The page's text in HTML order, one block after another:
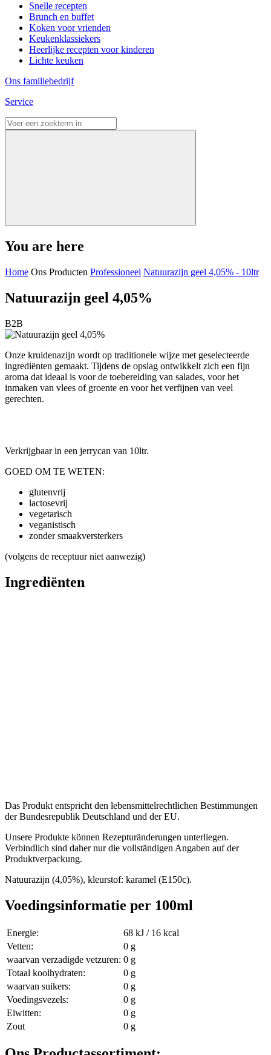
Snelle recepten
Brunch en buffet
Koken voor vrienden
Keukenklassiekers
Heerlijke recepten voor kinderen
Lichte keuken
Ons familiebedrijf
Service
You are here
Home Ons Producten Professioneel Natuurazijn geel 4,05% - 10ltr
Natuurazijn geel 4,05%
B2B
Onze kruidenazijn wordt op traditionele wijze met geselecteerde
ingrediënten gemaakt. Tijdens de opslag ontwikkelt zich een fijn
aroma dat ideaal is voor de toebereiding van salades, voor het
inmaken van vlees of groente en voor het verfijnen van veel
gerechten.
Verkrijgbaar in een jerrycan van 10ltr.
GOED OM TE WETEN:
glutenvrij
lactosevrij
vegetarisch
veganistisch
zonder smaakversterkers
(volgens de receptuur niet aanwezig)
Ingrediënten
Das Produkt entspricht den lebensmittelrechtlichen Bestimmungen
der Bundesrepublik Deutschland und der EU.
Unsere Produkte können Rezepturänderungen unterliegen.
Verbindlich sind daher nur die vollständigen Angaben auf der
Produktverpackung.
Natuurazijn (4,05%), kleurstof: karamel (E150c).
Voedingsinformatie per 100ml
Energie:
68 kJ / 16 kcal
Vetten:
0 g
waarvan verzadigde vetzuren: 0 g
Totaal koolhydraten:
0 g
waarvan suikers:
0 g
Voedingsvezels:
0 g
Eiwitten:
0 g
Zout
0 g